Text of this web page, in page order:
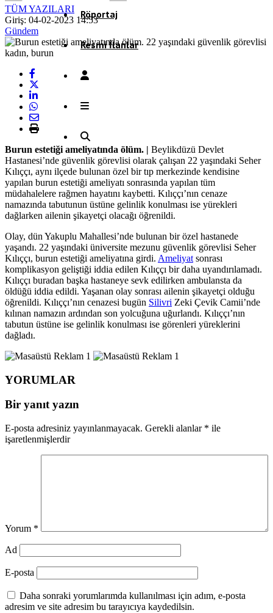
Röportaj
Resmi İlanlar
TÜM YAZILARI
Giriş: 04-02-2023 14:53
Gündem
Burun estetiği ameliyatında ölüm. | Beylikdüzü Devlet
Hastanesi’nde güvenlik görevlisi olarak çalışan 22 yaşındaki Seher
Kılıççı, aynı ilçede bulunan özel bir tıp merkezinde kendisine
yapılan burun estetiği ameliyatı sonrasında yapılan tüm
müdahalelere rağmen hayatını kaybetti. Kılıççı’nın cenaze
namazında tabutunun üstüne gelinlik konulması ise yürekleri
dağlarken ailenin şikayetçi olacağı öğrenildi.
Olay, dün Yakuplu Mahallesi’nde bulunan bir özel hastanede
yaşandı. 22 yaşındaki üniversite mezunu güvenlik görevlisi Seher
Kılıççı, burun estetiği ameliyatına girdi. Ameliyat sonrası
komplikasyon geliştiği iddia edilen Kılıççı bir daha uyandırılamadı.
Kılıççı buradan başka hastaneye sevk edilirken ambulansta da
öldüğü iddia edildi. Yaşanan olay sonrası ailenin şikayetçi olduğu
öğrenildi. Kılıççı’nın cenazesi bugün Silivri Zeki Çevik Camii’nde
kılınan namazın ardından son yolcuğuna uğurlandı. Kılıççı’nın
tabutun üstüne ise gelinlik konulması ise görenleri yüreklerini
dağladı.
YORUMLAR
Bir yanıt yazın
E-posta adresiniz yayınlanmayacak. Gerekli alanlar * ile
işaretlenmişlerdir
Yorum *
Ad
E-posta
Daha sonraki yorumlarımda kullanılması için adım, e-posta
adresim ve site adresim bu tarayıcıya kaydedilsin.